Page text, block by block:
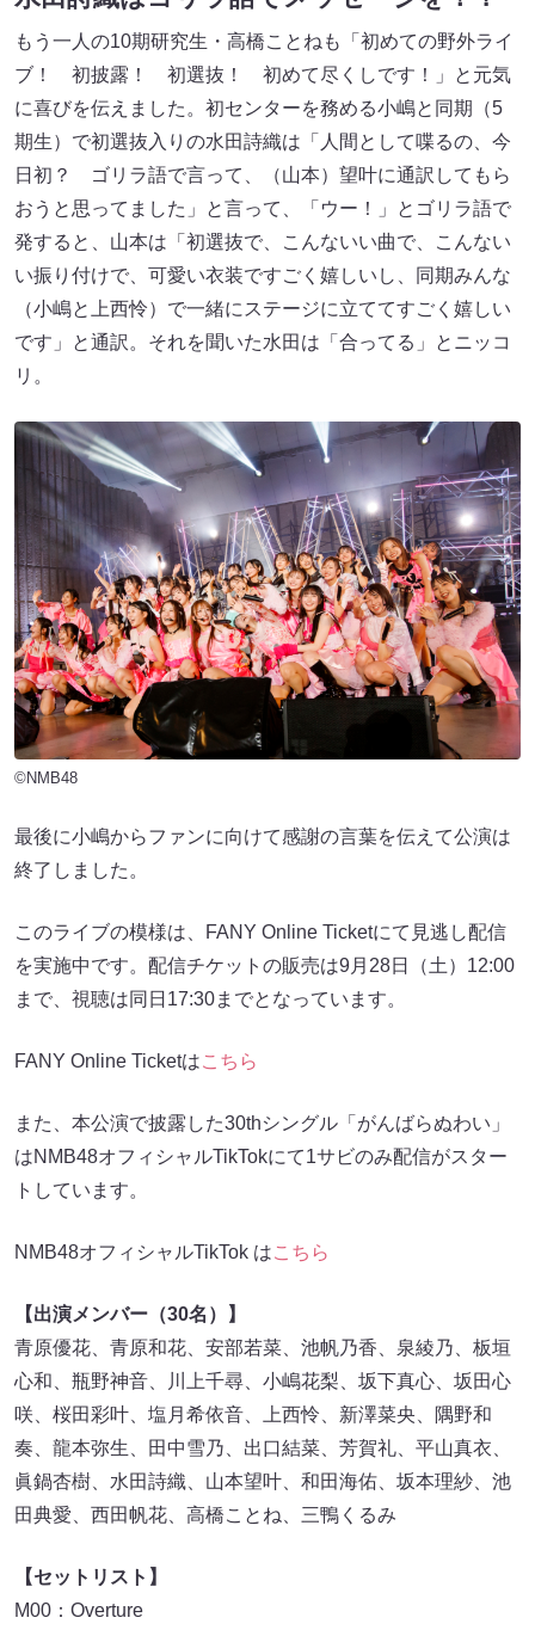
もう一人の10期研究生・高橋ことねも「初めての野外ライ
ブ！ 初披露！ 初選抜！ 初めて尽くしです！」と元気
に喜びを伝えました。初センターを務める小嶋と同期（5
期生）で初選抜入りの水田詩織は「人間として喋るの、今
日初？ ゴリラ語で言って、（山本）望叶に通訳してもら
おうと思ってました」と言って、「ウー！」とゴリラ語で
発すると、山本は「初選抜で、こんないい曲で、こんない
い振り付けで、可愛い衣装ですごく嬉しいし、同期みんな
（小嶋と上西怜）で一緒にステージに立ててすごく嬉しい
です」と通訳。それを聞いた水田は「合ってる」とニッコ
リ。
©NMB48
最後に小嶋からファンに向けて感謝の言葉を伝えて公演は
終了しました。
このライブの模様は、FANY Online Ticketにて見逃し配信
を実施中です。配信チケットの販売は9月28日（土）12:00
まで、視聴は同日17:30までとなっています。
FANY Online Ticketはこちら
また、本公演で披露した30thシングル「がんばらぬわい」
はNMB48オフィシャルTikTokにて1サビのみ配信がスター
トしています。
NMB48オフィシャルTikTok はこちら
【出演メンバー（30名）】
青原優花、青原和花、安部若菜、池帆乃香、泉綾乃、板垣
心和、瓶野神音、川上千尋、小嶋花梨、坂下真心、坂田心
咲、桜田彩叶、塩月希依音、上西怜、新澤菜央、隅野和
奏、龍本弥生、田中雪乃、出口結菜、芳賀礼、平山真衣、
眞鍋杏樹、水田詩織、山本望叶、和田海佑、坂本理紗、池
田典愛、西田帆花、高橋ことね、三鴨くるみ
【セットリスト】
M00：Overture